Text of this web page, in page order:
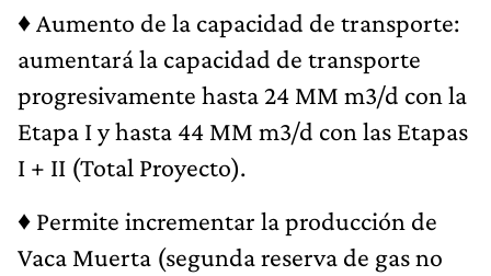
♦ Aumento de la capacidad de transporte:
aumentará la capacidad de transporte
progresivamente hasta 24 MM m3/d con la
Etapa I y hasta 44 MM m3/d con las Etapas
I + II (Total Proyecto).
♦ Permite incrementar la producción de
Vaca Muerta (segunda reserva de gas no